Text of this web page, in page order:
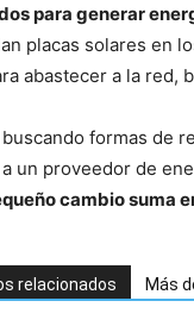
para generar
placas solares en
abastecer a la red,
formas de
un proveedor de
cambio suma
relacionados Más